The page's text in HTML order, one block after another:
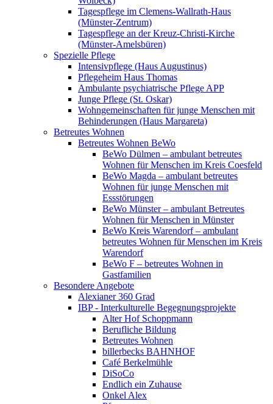
Tagespflege im Clemens-Wallrath-Haus
(Münster-Zentrum)
Tagespflege an der Kreuz-Christi-Kirche
(Münster-Amelsbüren)
Spezielle Pflege
Intensivpflege (Haus Augustinus)
Pflegeheim Haus Thomas
Ambulante psychiatrische Pflege APP
Junge Pflege (St. Oskar)
Wohngemeinschaften für junge Menschen mit
Behinderungen (Haus Margareta)
Betreutes Wohnen
Betreutes Wohnen BeWo
BeWo Dülmen – ambulant betreutes
Wohnen für Menschen im Kreis Coesfeld
BeWo Magda – ambulant betreutes
Wohnen für junge Menschen mit
Essstörungen
BeWo Münster – ambulant Betreutes
Wohnen für Menschen in Münster
BeWo Kreis Warendorf – ambulant
betreutes Wohnen für Menschen im Kreis
Warendorf
BeWo F – betreutes Wohnen in
Gastfamilien
Besondere Angebote
Alexianer 360 Grad
IBP - Interkulturelle Begegnungsprojekte
Alter Hof Schoppmann
Berufliche Bildung
Betreutes Wohnen
billerbecks BAHNHOF
Café Berkelmühle
DiSoCo
Endlich ein Zuhause
Onkel Alex